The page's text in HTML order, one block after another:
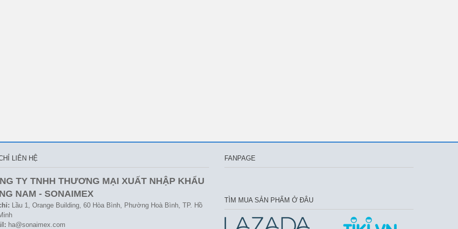
LIÊN HỆ
TY TNHH THƯƠNG MẠI XUẤT NHẬP KHẨU
NAM - SONAIMEX
Lầu 1, Orange Building, 60 Hòa Bình, Phường Hoà Bình, TP. Hồ
ha@sonaimex.com
FANPAGE
TÌM MUA SẢN PHẨM Ở ĐÂU